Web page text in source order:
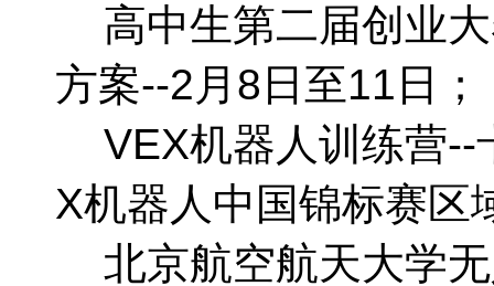
高中生第二届创业大
方案--2月8日至11日；
VEX机器人训练营--
X机器人中国锦标赛区
北京航空航天大学无